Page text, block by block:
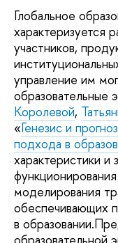
Глобальное
характеризуется
участников,
управление им
образовательные
Королевой,
«Генезис и
подхода в
характеристики и
моделирования
обеспечивающих
в